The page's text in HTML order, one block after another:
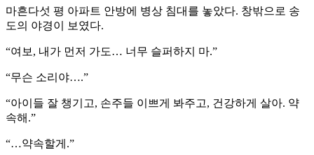
마흔다섯 평 아파트 안방에 병상 침대를 놓았다. 창밖으로 송
도의 야경이 보였다.
“여보, 내가 먼저 가도… 너무 슬퍼하지 마.”
“무슨 소리야….”
“아이들 잘 챙기고, 손주들 이쁘게 봐주고, 건강하게 살아. 약
속해.”
“…약속할게.”